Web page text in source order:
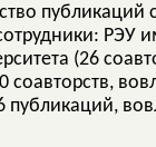
РЭУ
(26
соавторств,
публикаций,